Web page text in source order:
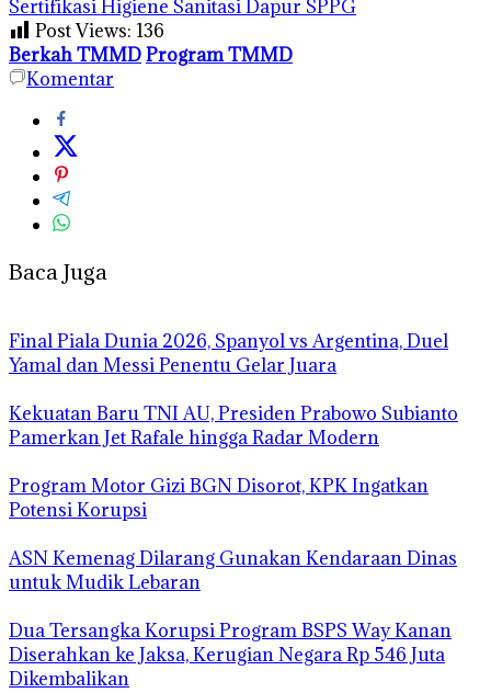
Sertifikasi Higiene Sanitasi Dapur SPPG
Post Views: 136
Berkah TMMDProgram TMMD
Komentar
Baca Juga
Final Piala Dunia 2026, Spanyol vs Argentina, Duel
Yamal dan Messi Penentu Gelar Juara
Kekuatan Baru TNI AU, Presiden Prabowo Subianto
Pamerkan Jet Rafale hingga Radar Modern
Program Motor Gizi BGN Disorot, KPK Ingatkan
Potensi Korupsi
ASN Kemenag Dilarang Gunakan Kendaraan Dinas
untuk Mudik Lebaran
Dua Tersangka Korupsi Program BSPS Way Kanan
Diserahkan ke Jaksa, Kerugian Negara Rp 546 Juta
Dikembalikan